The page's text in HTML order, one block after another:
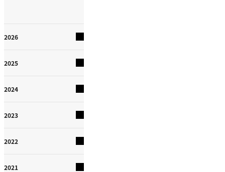
2026
2025
2024
2023
2022
2021